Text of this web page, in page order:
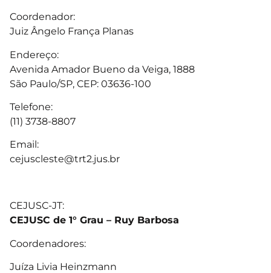
Coordenador:
Juiz Ângelo França Planas
Endereço:
Avenida Amador Bueno da Veiga, 1888
São Paulo/SP, CEP: 03636-100
Telefone:
(11) 3738-8807
Email:
cejuscleste@trt2.jus.br
CEJUSC-JT:
CEJUSC de 1° Grau – Ruy Barbosa
Coordenadores:
Juíza Livia Heinzmann